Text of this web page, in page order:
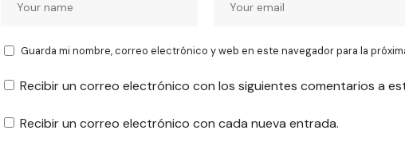
Guarda mi nombre, correo electrónico y web en este navegador para la
Recibir un correo electrónico con los siguientes comentarios a
Recibir un correo electrónico con cada nueva entrada.